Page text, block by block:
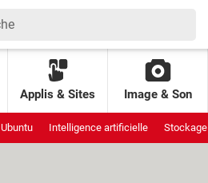
Applis & Sites Image & Son
Ubuntu Intelligence artificielle Stockage